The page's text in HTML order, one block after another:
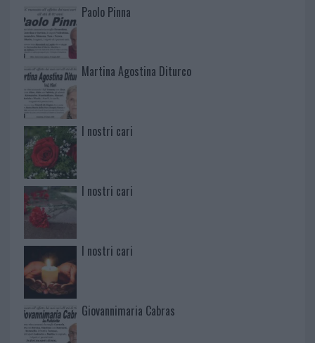
Paolo Pinna
Martina Agostina Diturco
I nostri cari
I nostri cari
I nostri cari
Giovannimaria Cabras